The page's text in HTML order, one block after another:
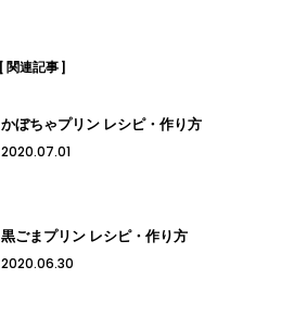
[ 関連記事 ]
かぼちゃプリン レシピ・作り方
2020.07.01
黒ごまプリン レシピ・作り方
2020.06.30